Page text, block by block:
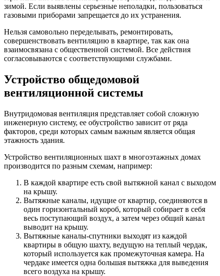
зимой. Если выявлены серьезные неполадки, пользоваться
газовыми приборами запрещается до их устранения.
Нельзя самовольно переделывать, ремонтировать,
совершенствовать вентиляцию в квартире, так как она
взаимосвязана с общественной системой. Все действия
согласовываются с соответствующими службами.
Устройство общедомовой
вентиляционной системы
Внутридомовая вентиляция представляет собой сложную
инженерную систему, ее обустройство зависит от ряда
факторов, среди которых самым важным является общая
этажность здания.
Устройство вентиляционных шахт в многоэтажных домах
производится по разным схемам, например:
В каждой квартире есть свой вытяжной канал с выходом
на крышу.
Вытяжные каналы, идущие от квартир, соединяются в
один горизонтальный короб, который собирает в себя
весь поступающий воздух, а затем через общий канал
выводит на крышу.
Вытяжные каналы-спутники выходят из каждой
квартиры в общую шахту, ведущую на теплый чердак,
который используется как промежуточная камера. На
чердаке имеется одна большая вытяжка для выведения
всего воздуха на крышу.